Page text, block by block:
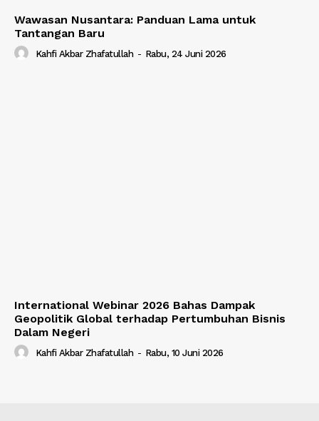
Wawasan Nusantara: Panduan Lama untuk
Tantangan Baru
Kahfi Akbar Zhafatullah - Rabu, 24 Juni 2026
International Webinar 2026 Bahas Dampak
Geopolitik Global terhadap Pertumbuhan Bisnis
Dalam Negeri
Kahfi Akbar Zhafatullah - Rabu, 10 Juni 2026